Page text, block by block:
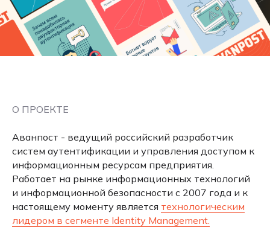
О ПРОЕКТЕ
Аванпост - ведущий российский разработчик
систем аутентификации и управления доступом к
информационным ресурсам предприятия.
Работает на рынке информационных технологий
и информационной безопасности с 2007 года и к
настоящему моменту является технологическим
лидером в сегменте Identity Management.